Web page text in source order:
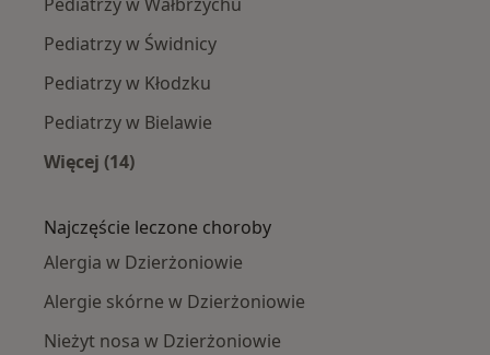
Pediatrzy w Świdnicy
Pediatrzy w Kłodzku
Pediatrzy w Bielawie
Więcej (14)
Najczęście leczone choroby
Alergia w Dzierżoniowie
Alergie skórne w Dzierżoniowie
Nieżyt nosa w Dzierżoniowie